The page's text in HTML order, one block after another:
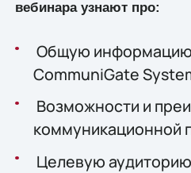
вебинара узнают про:
Общую
CommuniGate
Возможности и
коммуникационной
Целевую аудиторию